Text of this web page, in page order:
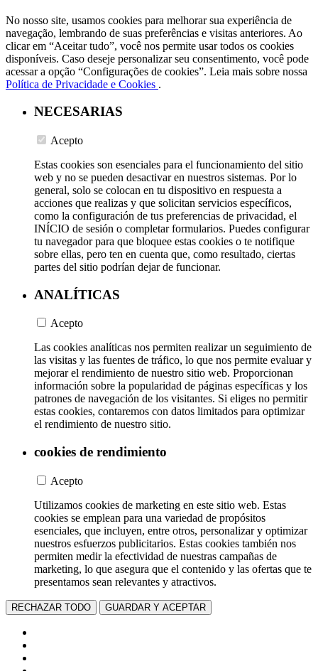
No nosso site, usamos cookies para melhorar sua experiência de
navegação, lembrando de suas preferências e visitas anteriores. Ao
clicar em “Aceitar tudo”, você nos permite usar todos os cookies
disponíveis. Caso deseje personalizar seu consentimento, você pode
acessar a opção “Configurações de cookies”. Leia mais sobre nossa
Política de Privacidade e Cookies .
NECESARIAS
Acepto
Estas cookies son esenciales para el funcionamiento del sitio
web y no se pueden desactivar en nuestros sistemas. Por lo
general, solo se colocan en tu dispositivo en respuesta a
acciones que realizas y que solicitan servicios específicos,
como la configuración de tus preferencias de privacidad, el
INÍCIO de sesión o completar formularios. Puedes configurar
tu navegador para que bloquee estas cookies o te notifique
sobre ellas, pero ten en cuenta que, como resultado, ciertas
partes del sitio podrían dejar de funcionar.
ANALÍTICAS
Acepto
Las cookies analíticas nos permiten realizar un seguimiento de
las visitas y las fuentes de tráfico, lo que nos permite evaluar y
mejorar el rendimiento de nuestro sitio web. Proporcionan
información sobre la popularidad de páginas específicas y los
patrones de navegación de los visitantes. Si eliges no permitir
estas cookies, contaremos con datos limitados para optimizar
el rendimiento de nuestro sitio.
cookies de rendimiento
Acepto
Utilizamos cookies de marketing en este sitio web. Estas
cookies se emplean para una variedad de propósitos
esenciales, que incluyen, entre otros, personalizar y optimizar
nuestros esfuerzos publicitarios. Estas cookies también nos
permiten medir la efectividad de nuestras campañas de
marketing, lo que asegura que el contenido y las ofertas que te
presentamos sean relevantes y atractivos.
RECHAZAR TODO GUARDAR Y ACEPTAR